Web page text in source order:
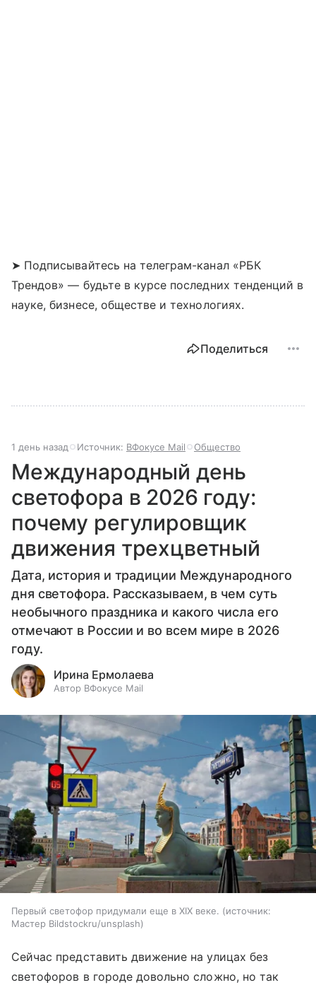
➤ Подписывайтесь на телеграм-канал «РБК
Трендов» — будьте в курсе последних тенденций в
науке, бизнесе, обществе и технологиях.
Поделиться
1 день назад Источник: ВФокусе Mail Общество
Международный день
светофора в 2026 году:
почему регулировщик
движения трехцветный
Дата, история и традиции Международного
дня светофора. Рассказываем, в чем суть
необычного праздника и какого числа его
отмечают в России и во всем мире в 2026
году.
Ирина Ермолаева
Автор ВФокусе Mail
Первый светофор придумали еще в XIX веке.
источник:
Мастер Bildstockru/unsplash
Сейчас представить движение на улицах без
светофоров в городе довольно сложно, но так